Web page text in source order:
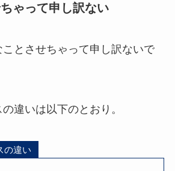
ゃって申し訳ない
ことさせちゃって申し訳ないで
違いは以下のとおり。
の違い